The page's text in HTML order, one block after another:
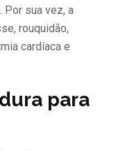
. Por sua vez, a
rouquidão,
cardíaca e
para